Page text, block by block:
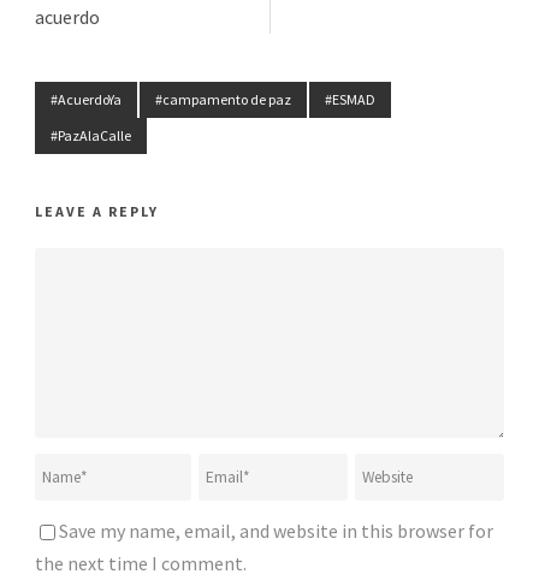
acuerdo
#AcuerdoYa #campamento de paz
#ESMAD
#PazAlaCalle
LEAVE A REPLY
Save my name, email, and website in this browser for
the next time I comment.